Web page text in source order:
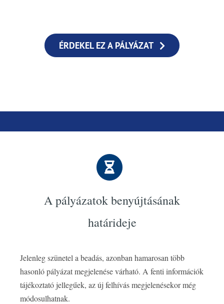
ÉRDEKEL EZ A PÁLYÁZAT
A pályázatok benyújtásának
határideje
Jelenleg szünetel a beadás, azonban hamarosan több
hasonló pályázat megjelenése várható. A fenti információk
tájékoztató jellegűek, az új felhívás megjelenésekor még
módosulhatnak.